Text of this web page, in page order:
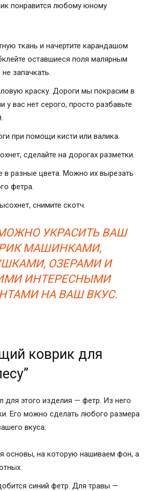
понравится любому юному
ткань и начертите карандашом
оставшиеся поля малярным
запачкать.
краску. Дороги мы покрасим в
у вас нет серого, просто разбавьте
при помощи кисти или валика.
сделайте на дорогах разметки.
в разные цвета. Можно их вырезать
фетра.
снимите скотч.
УКРАСИТЬ ВАШ
МАШИНКАМИ,
ОЗЕРАМИ И
ИНТЕРЕСНЫМИ
НА ВАШ ВКУС.
коврик для
для этого изделия — фетр. Из него
Его можно сделать любого размера
вкуса:
основы, на которую нашиваем фон, а
синий фетр. Для травы —